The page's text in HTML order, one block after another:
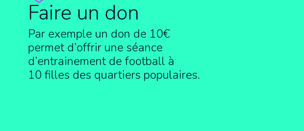
Faire un don
Par exemple un don de 10€
permet d’offrir une séance
d’entrainement de football à
10 filles des quartiers populaires.